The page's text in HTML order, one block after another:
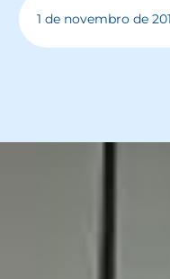
1 de novembro de